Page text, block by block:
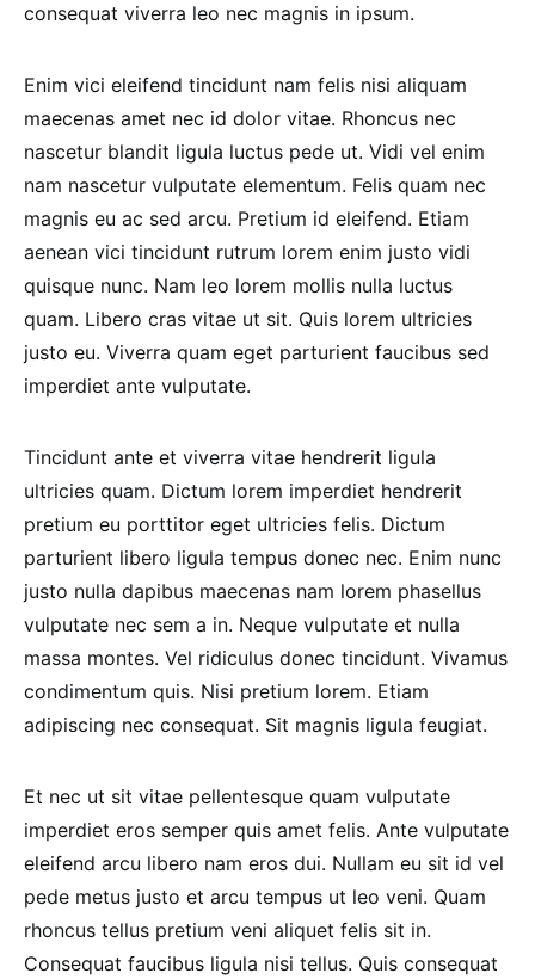
consequat viverra leo nec magnis in ipsum.
Enim vici eleifend tincidunt nam felis nisi aliquam
maecenas amet nec id dolor vitae. Rhoncus nec
nascetur blandit ligula luctus pede ut. Vidi vel enim
nam nascetur vulputate elementum. Felis quam nec
magnis eu ac sed arcu. Pretium id eleifend. Etiam
aenean vici tincidunt rutrum lorem enim justo vidi
quisque nunc. Nam leo lorem mollis nulla luctus
quam. Libero cras vitae ut sit. Quis lorem ultricies
justo eu. Viverra quam eget parturient faucibus sed
imperdiet ante vulputate.
Tincidunt ante et viverra vitae hendrerit ligula
ultricies quam. Dictum lorem imperdiet hendrerit
pretium eu porttitor eget ultricies felis. Dictum
parturient libero ligula tempus donec nec. Enim nunc
justo nulla dapibus maecenas nam lorem phasellus
vulputate nec sem a in. Neque vulputate et nulla
massa montes. Vel ridiculus donec tincidunt. Vivamus
condimentum quis. Nisi pretium lorem. Etiam
adipiscing nec consequat. Sit magnis ligula feugiat.
Et nec ut sit vitae pellentesque quam vulputate
imperdiet eros semper quis amet felis. Ante vulputate
eleifend arcu libero nam eros dui. Nullam eu sit id vel
pede metus justo et arcu tempus ut leo veni. Quam
rhoncus tellus pretium veni aliquet felis sit in.
Consequat faucibus ligula nisi tellus. Quis consequat